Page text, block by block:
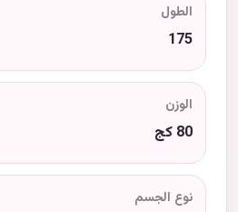
الطول
175
الوزن
80 كج
نوع الجسم